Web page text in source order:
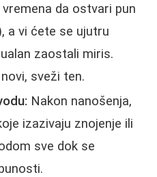
da ostvari pun
a vi ćete se ujutru
zaostali miris.
sveži ten.
Nakon nanošenja,
izazivaju znojenje ili
sve dok se